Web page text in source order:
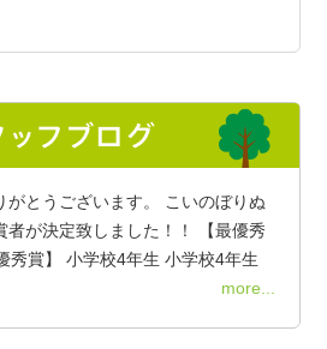
がとうございます。 こいのぼりぬ
者が決定致しました！！ 【最優秀
秀賞】 小学校4年生 小学校4年生
more...